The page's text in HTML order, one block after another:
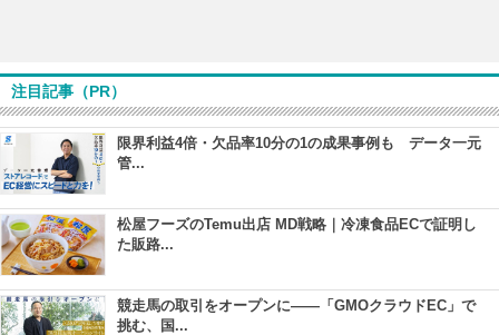
注目記事（PR）
限界利益4倍・欠品率10分の1の成果事例も データ一元
管...
松屋フーズのTemu出店 MD戦略｜冷凍食品ECで証明し
た販路...
競走馬の取引をオープンに――「GMOクラウドEC」で
挑む、国...